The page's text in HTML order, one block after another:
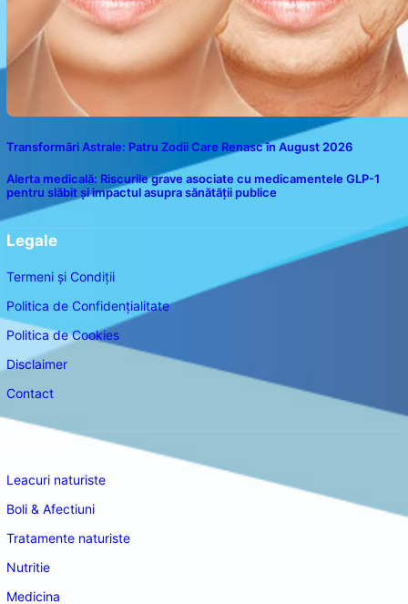
Transformări Astrale: Patru Zodii Care Renasc în August 2026
Alerta medicală: Riscurile grave asociate cu medicamentele GLP-1
pentru slăbit și impactul asupra sănătății publice
Legale
Termeni și Condiții
Politica de Confidențialitate
Politica de Cookies
Disclaimer
Contact
Leacuri naturiste
Boli & Afectiuni
Tratamente naturiste
Nutritie
Medicina